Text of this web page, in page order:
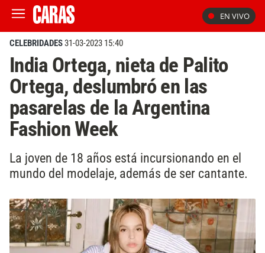
EN VIVO
CELEBRIDADES31-03-2023 15:40
India Ortega, nieta de Palito
Ortega, deslumbró en las
pasarelas de la Argentina
Fashion Week
La joven de 18 años está incursionando en el
mundo del modelaje, además de ser cantante.